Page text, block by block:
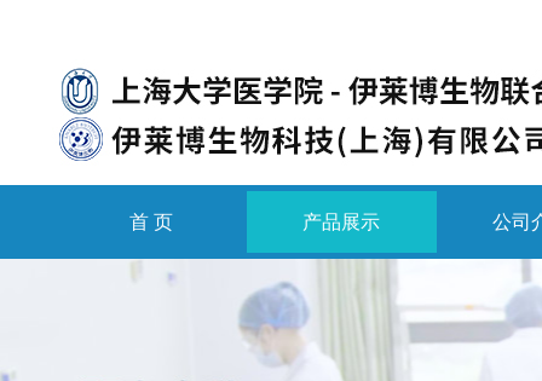
首 页 产品展示 公司